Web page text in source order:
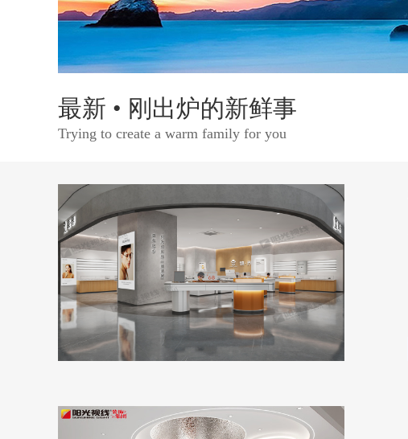
最新 • 刚出炉的新鲜事
Trying to create a warm family for you